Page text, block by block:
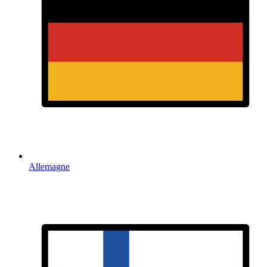
Allemagne